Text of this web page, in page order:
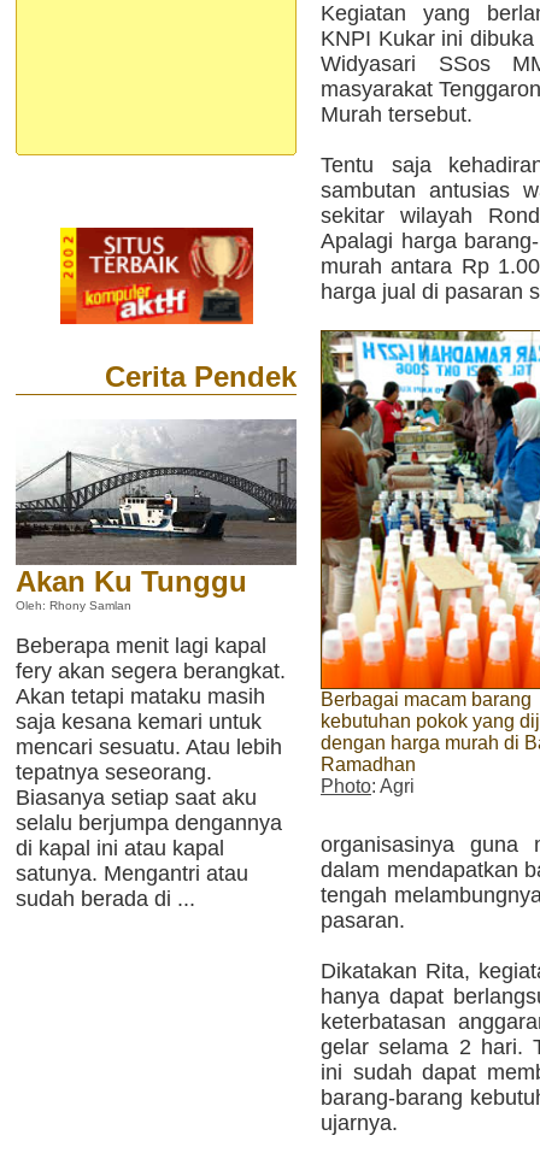
Cerita Pendek
Akan Ku Tunggu
Oleh: Rhony Samlan
Beberapa menit lagi kapal
fery akan segera berangkat.
Akan tetapi mataku masih
saja kesana kemari untuk
mencari sesuatu. Atau lebih
tepatnya seseorang.
Biasanya setiap saat aku
selalu berjumpa dengannya
di kapal ini atau kapal
satunya. Mengantri atau
sudah berada di ...
Kegiatan yang
KNPI Kukar ini
Widyasari SSos
masyarakat
Murah tersebut.
Tentu saja
sambutan antusias
sekitar wilayah
Apalagi harga
murah antara Rp
harga jual di pasaran
Berbagai macam barang
kebutuhan pokok yang
dengan harga murah di
Ramadhan
Photo: Agri
organisasinya guna
dalam mendapatkan
tengah
pasaran.
Dikatakan Rita,
hanya dapat
keterbatasan
gelar selama 2 hari.
ini sudah dapat
barang-barang
ujarnya.